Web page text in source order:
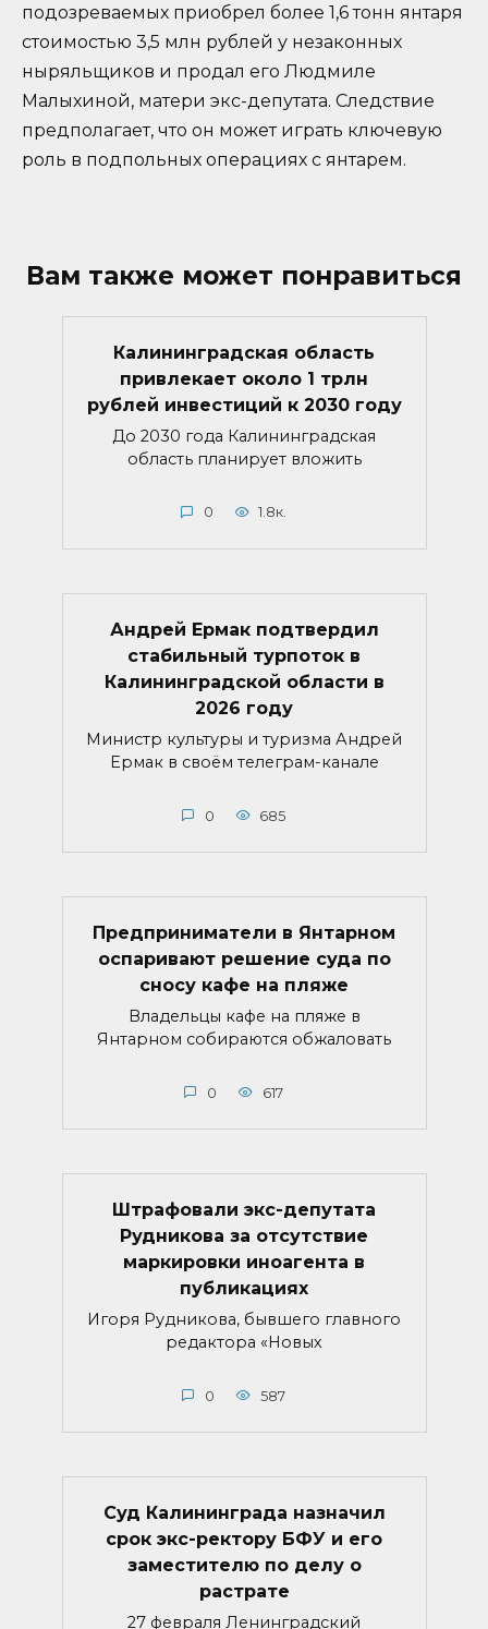
подозреваемых приобрел более 1,6 тонн янтаря
стоимостью 3,5 млн рублей у незаконных
ныряльщиков и продал его Людмиле
Малыхиной, матери экс-депутата. Следствие
предполагает, что он может играть ключевую
роль в подпольных операциях с янтарем.
Вам также может понравиться
Калининградская область
привлекает около 1 трлн
рублей инвестиций к 2030 году
До 2030 года Калининградская
область планирует вложить
0 1.8к.
Андрей Ермак подтвердил
стабильный турпоток в
Калининградской области в
2026 году
Министр культуры и туризма Андрей
Ермак в своём телеграм-канале
0 685
Предприниматели в Янтарном
оспаривают решение суда по
сносу кафе на пляже
Владельцы кафе на пляже в
Янтарном собираются обжаловать
0 617
Штрафовали экс-депутата
Рудникова за отсутствие
маркировки иноагента в
публикациях
Игоря Рудникова, бывшего главного
редактора «Новых
0 587
Суд Калининграда назначил
срок экс-ректору БФУ и его
заместителю по делу о
растрате
27 февраля Ленинградский